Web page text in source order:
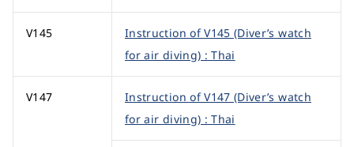
V145
Instruction of V145 (Diver’s watch
for air diving) : Thai
V147
Instruction of V147 (Diver’s watch
for air diving) : Thai